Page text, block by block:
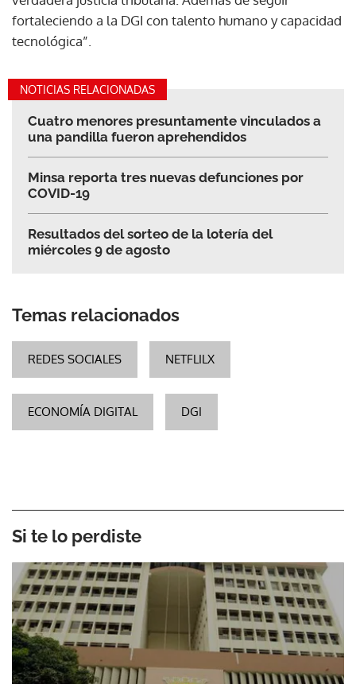
fortaleciendo a la DGI con talento humano y capacidad
tecnológica”.
NOTICIAS RELACIONADAS
Cuatro menores presuntamente vinculados a
una pandilla fueron aprehendidos
Minsa reporta tres nuevas defunciones por
COVID-19
Resultados del sorteo de la lotería del
miércoles 9 de agosto
Temas relacionados
REDES SOCIALES NETFLILX
ECONOMÍA DIGITAL DGI
Si te lo perdiste